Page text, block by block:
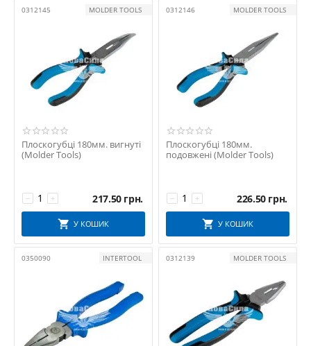
0312145 MOLDER TOOLS
Плоскогубці 180мм. вигнуті
(Molder Tools)
+
− 217.50 грн.
У КОШИК
0312146 MOLDER TOOLS
Плоскогубці 180мм.
подовжені (Molder Tools)
+
− 226.50 грн.
У КОШИК
0350090 INTERTOOL 0312139 MOLDER TOOLS